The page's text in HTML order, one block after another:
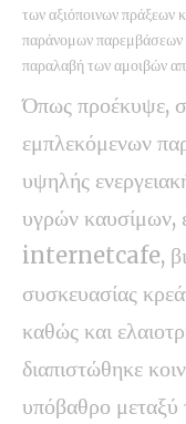
των αξιόποινων πράξεων
παράνομων παρεμβάσεων
παραλαβή των αμοιβών
Όπως προέκυψε,
εμπλεκόμενων
υψηλής
υγρών καυσίμων,
internetcafe,
συσκευασίας
καθώς και
διαπιστώθηκε
υπόβαθρο